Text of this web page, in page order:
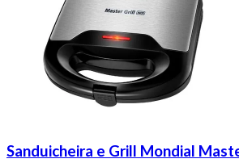
Sanduicheira e Grill Mondial